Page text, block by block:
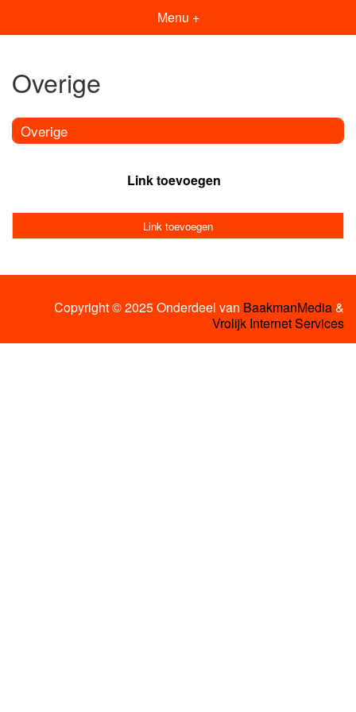
Menu +
Overige
Overige
Link toevoegen
Link toevoegen
Copyright © 2025 Onderdeel van BaakmanMedia&
Vrolijk Internet Services